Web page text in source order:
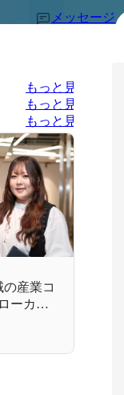
メッセージ
もっと見る
もっと見る
もっと見る
産業コ
ーカル